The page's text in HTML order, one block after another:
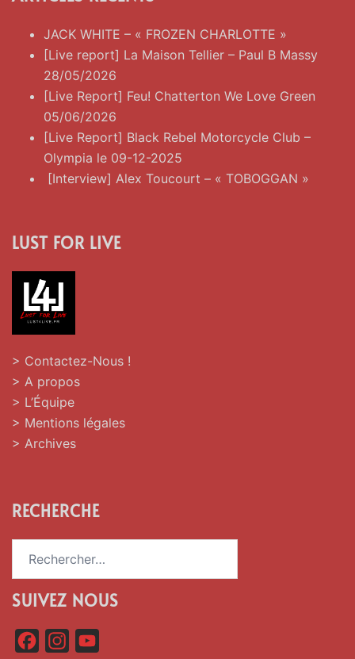
JACK WHITE – « FROZEN CHARLOTTE »
[Live report] La Maison Tellier – Paul B Massy
28/05/2026
[Live Report] Feu! Chatterton We Love Green
05/06/2026
[Live Report] Black Rebel Motorcycle Club –
Olympia le 09-12-2025
[Interview] Alex Toucourt – « TOBOGGAN »
LUST FOR LIVE
> Contactez-Nous !
> A propos
> L’Équipe
> Mentions légales
> Archives
RECHERCHE
SUIVEZ NOUS